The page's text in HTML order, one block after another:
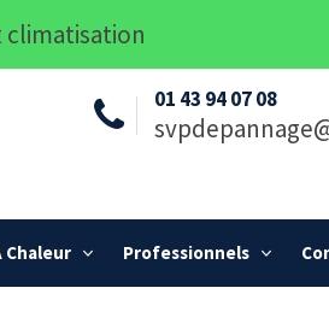
climatisation
01 43 94 07 08
Chaleur Professionnels